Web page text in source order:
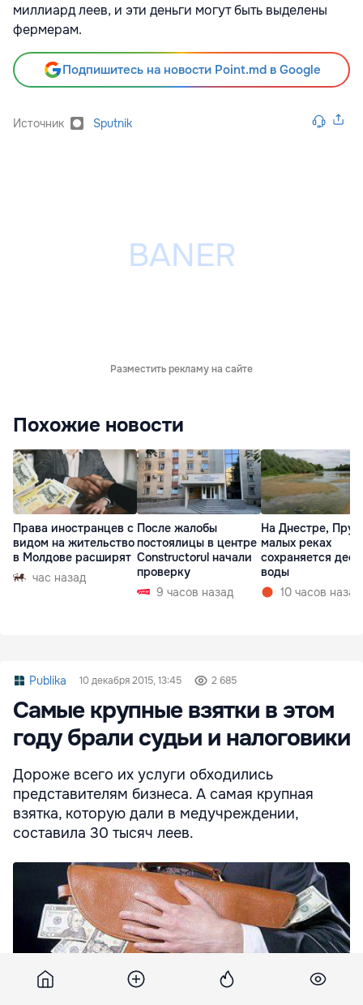
миллиард леев, и эти деньги могут быть выделены
фермерам.
Подпишитесь на новости Point.md в Google
Источник Sputnik
Разместить рекламу на сайте
Похожие новости
Права иностранцев с
видом на жительство
в Молдове расширят
час назад
После жалобы
постоялицы в центре
Constructorul начали
проверку
9 часов назад
На Днестре,
малых реках
сохраняется
воды
10 часов назад
Publika 10 декабря 2015, 13:45 2 685
Самые крупные взятки в этом
году брали судьи и налоговики
Дороже всего их услуги обходились
представителям бизнеса. А самая крупная
взятка, которую дали в медучреждении,
составила 30 тысяч леев.